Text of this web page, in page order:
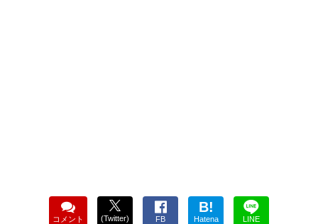
コメント (Twitter) FB
B!
Hatena LINE